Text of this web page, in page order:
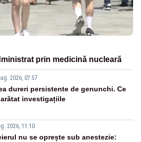
prin medicină nucleară
2026, 07:57
dureri persistente de genunchi. Ce
investigațiile
2026, 11:10
nu se oprește sub anestezie: